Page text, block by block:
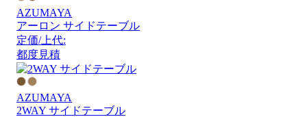
AZUMAYA
アーロン サイドテーブル
定価/上代:
都度見積
AZUMAYA
2WAY サイドテーブル